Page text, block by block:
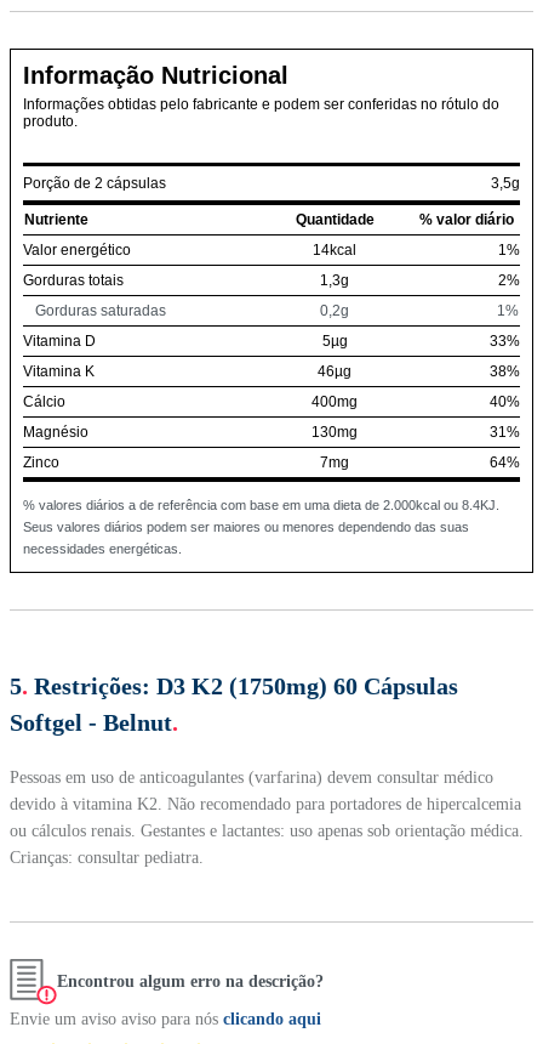
Informação Nutricional
Informações obtidas pelo fabricante e podem ser conferidas no rótulo do
produto.
Porção de 2 cápsulas 3,5g
Nutriente Quantidade
% valor diário
Valor energético
14kcal
1%
Gorduras totais
1,3g
2%
Gorduras saturadas
0,2g
1%
Vitamina D
5µg
33%
Vitamina K
46µg
38%
Cálcio
400mg
40%
Magnésio
130mg
31%
Zinco
7mg 64%
% valores diários a de referência com base em uma dieta de 2.000kcal ou 8.4KJ.
Seus valores diários podem ser maiores ou menores dependendo das suas
necessidades energéticas.
5. Restrições: D3 K2 (1750mg) 60 Cápsulas
Softgel - Belnut.
Pessoas em uso de anticoagulantes (varfarina) devem consultar médico
devido à vitamina K2. Não recomendado para portadores de hipercalcemia
ou cálculos renais. Gestantes e lactantes: uso apenas sob orientação médica.
Crianças: consultar pediatra.
Encontrou algum erro na descrição?
Envie um aviso aviso para nós clicando aqui